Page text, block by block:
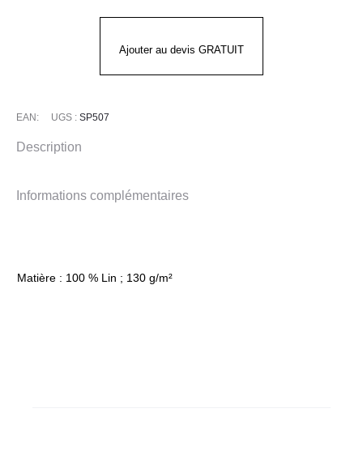
Ajouter au devis GRATUIT
EAN: UGS : SP507
Description
Informations complémentaires
Matière : 100 % Lin ; 130 g/m²